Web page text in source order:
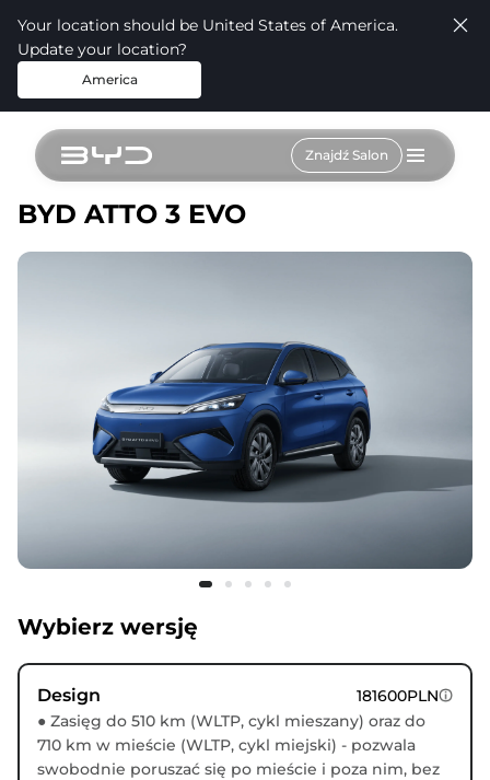
Your location should be United States of America.
Update your location?
America
Znajdź Salon
BYD ATTO 3 EVO
Wybierz wersję
Design
181600PLN
● Zasięg do 510 km (WLTP, cykl mieszany) oraz do
710 km w mieście (WLTP, cykl miejski) - pozwala
swobodnie poruszać się po mieście i poza nim, bez